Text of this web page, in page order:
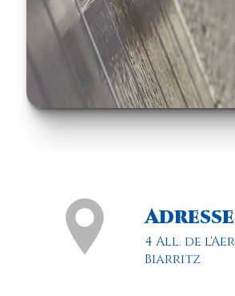
Adresse
4 All. de l'Aeropostale, 64200
Biarritz